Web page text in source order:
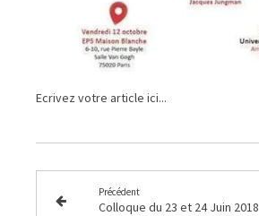
Ecrivez votre article ici...
Précédent
Colloque du 23 et 24 Juin 2018